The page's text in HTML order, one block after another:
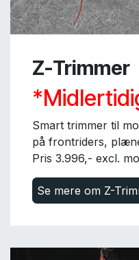
Z-Trimmer
Smart trimmer til
på frontriders,
Pris 3.996,- excl.
Se mere om Z-